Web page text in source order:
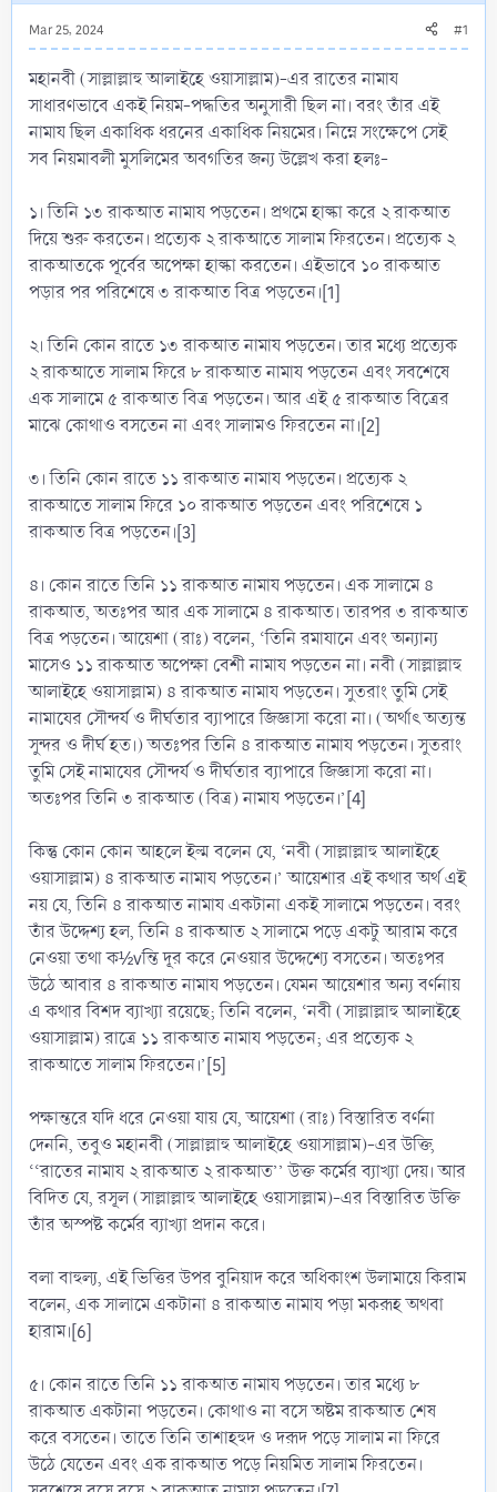
Mar 25, 2024 #1
মহানবী (সাল্লাল্লাহু আলাইহে ওয়াসাল্লাম)-এর রাতের নামায
সাধারণভাবে একই নিয়ম-পদ্ধতির অনুসারী ছিল না। বরং তাঁর এই
নামায ছিল একাধিক ধরনের একাধিক নিয়মের। নিম্নে সংক্ষেপে সেই
সব নিয়মাবলী মুসলিমের অবগতির জন্য উল্লেখ করা হলঃ-
১। তিনি ১৩ রাকআত নামায পড়তেন। প্রথমে হাল্কা করে ২ রাকআত
দিয়ে শুরু করতেন। প্রত্যেক ২ রাকআতে সালাম ফিরতেন। প্রত্যেক ২
রাকআতকে পূর্বের অপেক্ষা হাল্কা করতেন। এইভাবে ১০ রাকআত
পড়ার পর পরিশেষে ৩ রাকআত বিত্র পড়তেন।[1]
২। তিনি কোন রাতে ১৩ রাকআত নামায পড়তেন। তার মধ্যে প্রত্যেক
২ রাকআতে সালাম ফিরে ৮ রাকআত নামায পড়তেন এবং সবশেষে
এক সালামে ৫ রাকআত বিত্র পড়তেন। আর এই ৫ রাকআত বিত্রের
মাঝে কোথাও বসতেন না এবং সালামও ফিরতেন না।[2]
৩। তিনি কোন রাতে ১১ রাকআত নামায পড়তেন। প্রত্যেক ২
রাকআতে সালাম ফিরে ১০ রাকআত পড়তেন এবং পরিশেষে ১
রাকআত বিত্র পড়তেন।[3]
৪। কোন রাতে তিনি ১১ রাকআত নামায পড়তেন। এক সালামে ৪
রাকআত, অতঃপর আর এক সালামে ৪ রাকআত। তারপর ৩ রাকআত
বিত্র পড়তেন। আয়েশা (রাঃ) বলেন, ‘তিনি রমাযানে এবং অন্যান্য
মাসেও ১১ রাকআত অপেক্ষা বেশী নামায পড়তেন না। নবী (সাল্লাল্লাহু
আলাইহে ওয়াসাল্লাম) ৪ রাকআত নামায পড়তেন। সুতরাং তুমি সেই
নামাযের সৌন্দর্য ও দীর্ঘতার ব্যাপারে জিজ্ঞাসা করো না। (অর্থাৎ অত্যন্ত
সুন্দর ও দীর্ঘ হত।) অতঃপর তিনি ৪ রাকআত নামায পড়তেন। সুতরাং
তুমি সেই নামাযের সৌন্দর্য ও দীর্ঘতার ব্যাপারে জিজ্ঞাসা করো না।
অতঃপর তিনি ৩ রাকআত (বিত্র) নামায পড়তেন।’[4]
কিন্তু কোন কোন আহলে ইল্ম বলেন যে, ‘নবী (সাল্লাল্লাহু আলাইহে
ওয়াসাল্লাম) ৪ রাকআত নামায পড়তেন।’ আয়েশার এই কথার অর্থ এই
নয় যে, তিনি ৪ রাকআত নামায একটানা একই সালামে পড়তেন। বরং
তাঁর উদ্দেশ্য হল, তিনি ৪ রাকআত ২ সালামে পড়ে একটু আরাম করে
নেওয়া তথা ক½vন্তি দূর করে নেওয়ার উদ্দেশ্যে বসতেন। অতঃপর
উঠে আবার ৪ রাকআত নামায পড়তেন। যেমন আয়েশার অন্য বর্ণনায়
এ কথার বিশদ ব্যাখ্যা রয়েছে; তিনি বলেন, ‘নবী (সাল্লাল্লাহু আলাইহে
ওয়াসাল্লাম) রাত্রে ১১ রাকআত নামায পড়তেন; এর প্রত্যেক ২
রাকআতে সালাম ফিরতেন।’[5]
পক্ষান্তরে যদি ধরে নেওয়া যায় যে, আয়েশা (রাঃ) বিস্তারিত বর্ণনা
দেননি, তবুও মহানবী (সাল্লাল্লাহু আলাইহে ওয়াসাল্লাম)-এর উক্তি,
‘‘রাতের নামায ২ রাকআত ২ রাকআত’’ উক্ত কর্মের ব্যাখ্যা দেয়। আর
বিদিত যে, রসূল (সাল্লাল্লাহু আলাইহে ওয়াসাল্লাম)-এর বিস্তারিত উক্তি
তাঁর অস্পষ্ট কর্মের ব্যাখ্যা প্রদান করে।
বলা বাহুল্য, এই ভিত্তির উপর বুনিয়াদ করে অধিকাংশ উলামায়ে কিরাম
বলেন, এক সালামে একটানা ৪ রাকআত নামায পড়া মকরূহ অথবা
হারাম।[6]
৫। কোন রাতে তিনি ১১ রাকআত নামায পড়তেন। তার মধ্যে ৮
রাকআত একটানা পড়তেন। কোথাও না বসে অষ্টম রাকআত শেষ
করে বসতেন। তাতে তিনি তাশাহহুদ ও দরূদ পড়ে সালাম না ফিরে
উঠে যেতেন এবং এক রাকআত পড়ে নিয়মিত সালাম ফিরতেন।